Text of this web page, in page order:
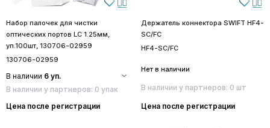
Набор палочек для чистки
оптических портов LC 1.25мм,
уп.100шт, 130706-02959
130706-02959
В наличии 6 уп.
В наличии у партнеров: 0 упак
Цена после регистрации
Держатель коннектора SWIFT HF4-
SC/FC
HF4-SC/FC
Нет в наличии
В наличии у партнеров: 0 шт
Цена после регистрации